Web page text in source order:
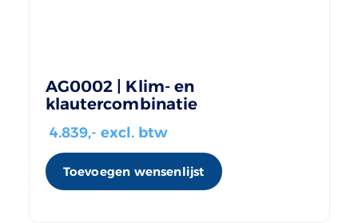
AG0002 | Klim- en
klautercombinatie
4.839,- excl. btw
Toevoegen wensenlijst